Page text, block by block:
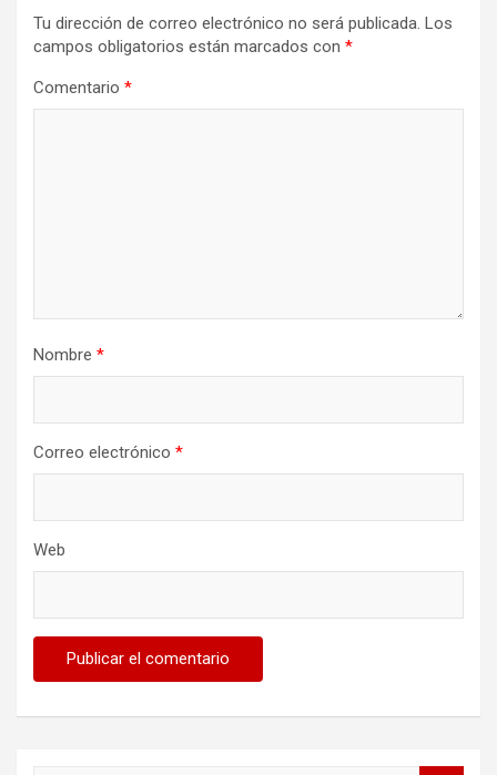
Tu dirección de correo electrónico no será publicada. Los
campos obligatorios están marcados con *
Comentario *
Nombre *
Correo electrónico *
Web